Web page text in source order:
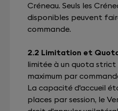
Créneau. Seuls les
disponibles peuvent
commande.
2.2 Limitation et
limitée à un quota strict
maximum par
La capacité d'accueil
places par session, le